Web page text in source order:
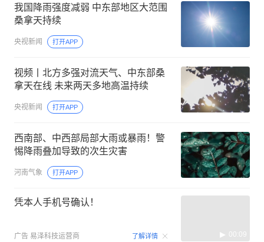
我国降雨强度减弱 中东部地区大范围
桑拿天持续
央视新闻 打开APP
视频丨北方多强对流天气、中东部桑
拿天在线 未来两天多地高温持续
央视新闻 打开APP
西南部、中西部局部大雨或暴雨！警
惕降雨叠加导致的次生灾害
河南气象 打开APP
凭本人手机号确认！
广告 易泽科技运营商 了解详情 00:09